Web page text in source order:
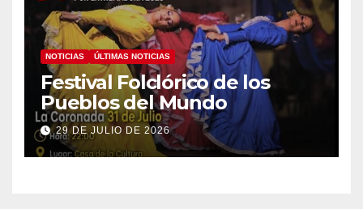
NOTICIAS ÚLTIMAS NOTICIAS
Festival Folclórico de los
Pueblos del Mundo
29 DE JULIO DE 2026